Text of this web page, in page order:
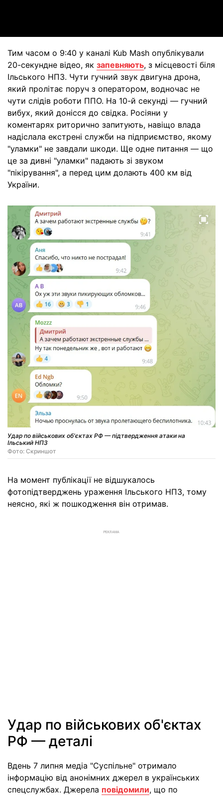
Тим часом о 9:40 у каналі Kub Mash опублікували
20-секундне відео, як запевняють, з місцевості біля
Ільського НПЗ. Чути гучний звук двигуна дрона,
який пролітає поруч з оператором, водночас не
чути слідів роботи ППО. На 10-й секунді — гучний
вибух, який донісся до свідка. Росіяни у
коментарях риторично запитують, навіщо влада
надіслала екстрені служби на підприємство, якому
"уламки" не завдали шкоди. Ще одне питання — що
це за дивні "уламки" падають зі звуком
"пікірування", а перед цим долають 400 км від
України.
Удар по військових об'єктах РФ — підтвердження атаки на
Ільський НПЗ
Фото: Скриншот
На момент публікації не відшукалось
фотопідтверджень ураження Ільського НПЗ, тому
неясно, які ж пошкодження він отримав.
РЕКЛАМА
Удар по військових об'єктах
РФ — деталі
Вдень 7 липня медіа "Суспільне" отримало
інформацію від анонімних джерел в українських
спецслужбах. Джерела повідомили, що по